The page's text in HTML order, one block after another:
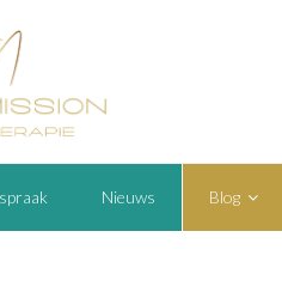
Nieuws Blog